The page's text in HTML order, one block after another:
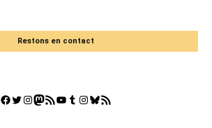
Restons en contact
Facebook
Twitter
Instagram
Mastodon
Flux RSSYouTube
Tumblr
Instagram
Bluesky
GestGame